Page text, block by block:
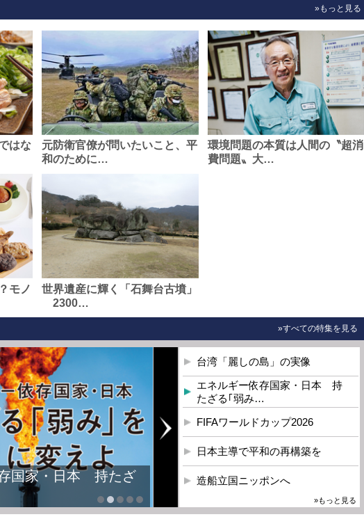
»もっと見る
はな
元防衛官僚が問いたいこと、平
和のために…
環境問題の本質は人間の〝超消
費問題〟大…
モノ
世界遺産に輝く「石舞台古墳」
2300…
»すべての特集を見る
国家・日本 持たざ
台湾「麗しの島」の実像
エネルギー依存国家・日本 持
たざる｢弱み…
FIFAワールドカップ2026
日本主導で平和の再構築を
造船立国ニッポンへ
»もっと見る